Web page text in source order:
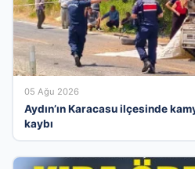
05 Ağu 2026
Aydın’ın Karacasu ilçesinde
kaybı